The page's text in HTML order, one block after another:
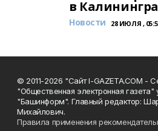
в
Новости 28 ИЮЛЯ ,
© 2011-2026 "Сайт I-GAZETA.COM -
"Общественная электронная
"Башинформ". Главный редактор:
Михайлович.
Правила применения